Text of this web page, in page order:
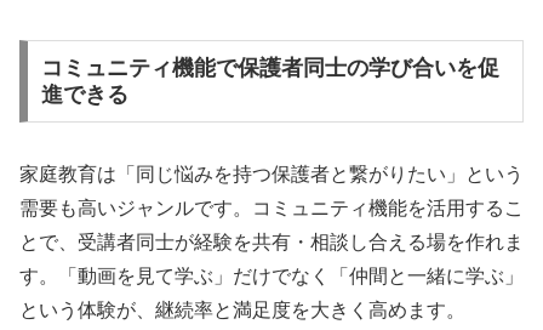
コミュニティ機能で保護者同士の学び合いを促
進できる
家庭教育は「同じ悩みを持つ保護者と繋がりたい」という
需要も高いジャンルです。コミュニティ機能を活用するこ
とで、受講者同士が経験を共有・相談し合える場を作れま
す。「動画を見て学ぶ」だけでなく「仲間と一緒に学ぶ」
という体験が、継続率と満足度を大きく高めます。